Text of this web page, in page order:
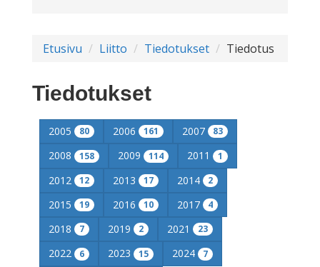
Etusivu Liitto Tiedotukset Tiedotus
Tiedotukset
2005 80 2006 161 2007 83
2008 158 2009 114 2011 1
2012 12 2013 17 2014 2
2015 19 2016 10 2017 4
2018 7 2019 2 2021 23
2022 6 2023 15 2024 7